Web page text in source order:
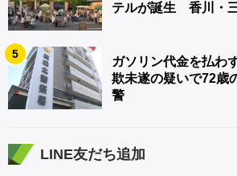
テルが誕生 香川・
5
ガソリン代金を払
欺未遂の疑いで72
警
LINE友だち追加